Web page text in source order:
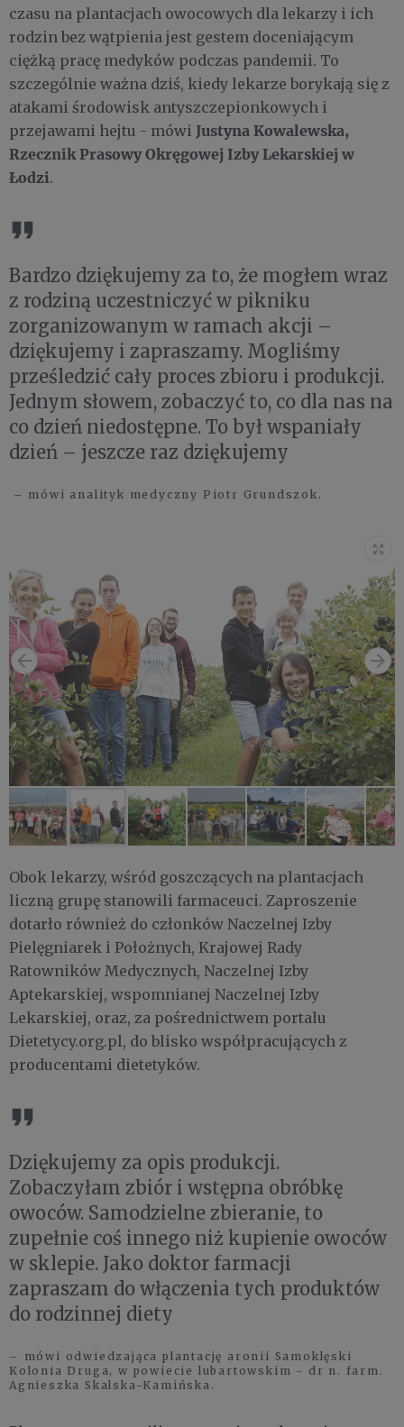
czasu na plantacjach owocowych dla lekarzy i ich
rodzin bez wątpienia jest gestem doceniającym
ciężką pracę medyków podczas pandemii. To
szczególnie ważna dziś, kiedy lekarze borykają się z
atakami środowisk antyszczepionkowych i
przejawami hejtu - mówi Justyna Kowalewska,
Rzecznik Prasowy Okręgowej Izby Lekarskiej w
Łodzi.
Bardzo dziękujemy za to, że mogłem wraz
z rodziną uczestniczyć w pikniku
zorganizowanym w ramach akcji –
dziękujemy i zapraszamy. Mogliśmy
prześledzić cały proces zbioru i produkcji.
Jednym słowem, zobaczyć to, co dla nas na
co dzień niedostępne. To był wspaniały
dzień – jeszcze raz dziękujemy
– mówi analityk medyczny Piotr Grundszok.
Obok lekarzy, wśród goszczących na plantacjach
liczną grupę stanowili farmaceuci. Zaproszenie
dotarło również do członków Naczelnej Izby
Pielęgniarek i Położnych, Krajowej Rady
Ratowników Medycznych, Naczelnej Izby
Aptekarskiej, wspomnianej Naczelnej Izby
Lekarskiej, oraz, za pośrednictwem portalu
Dietetycy.org.pl, do blisko współpracujących z
producentami dietetyków.
Dziękujemy za opis produkcji.
Zobaczyłam zbiór i wstępna obróbkę
owoców. Samodzielne zbieranie, to
zupełnie coś innego niż kupienie owoców
w sklepie. Jako doktor farmacji
zapraszam do włączenia tych produktów
do rodzinnej diety
– mówi odwiedzająca plantację aronii Samoklęski
Kolonia Druga, w powiecie lubartowskim - dr n. farm.
Agnieszka Skalska-Kamińska.